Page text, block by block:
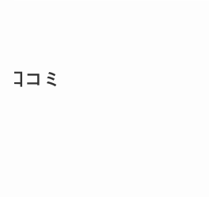
口コミ